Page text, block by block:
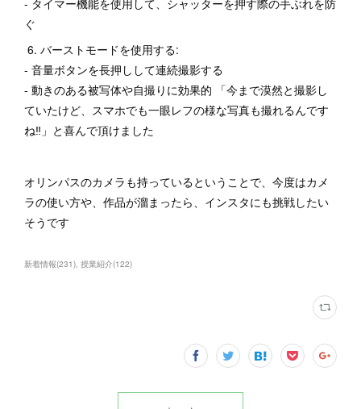
ぐ
6. バーストモードを使用する:
- 音量ボタンを長押しして連続撮影する
- 動きのある被写体や自撮りに効果的 「今まで漠然と撮影し
ていたけど、スマホでも一眼レフの様な写真も撮れるんです
ね‼️」と喜んで頂けました
オリンパスのカメラも持っているということで、今度はカメ
ラの使い方や、作品が溜まったら、インスタにも挑戦したい
そうです
新着情報(231) 授業紹介(122)